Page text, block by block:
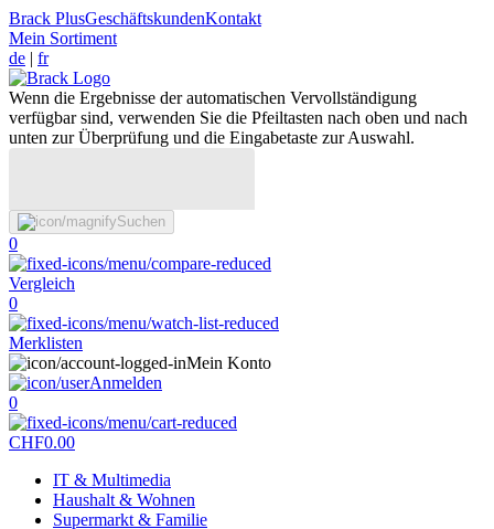
Brack PlusGeschäftskundenKontakt
Mein Sortiment
de | fr
Wenn die Ergebnisse der automatischen Vervollständigung
verfügbar sind, verwenden Sie die Pfeiltasten nach oben und nach
unten zur Überprüfung und die Eingabetaste zur Auswahl.
Suchen
0
Vergleich
0
Merklisten
Mein Konto
Anmelden
0
CHF0.00
IT & Multimedia
Haushalt & Wohnen
Supermarkt & Familie